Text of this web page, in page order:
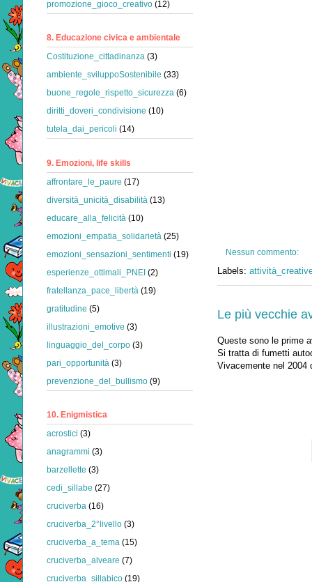
Nessun commento:
Labels:
Le più vecchie
Queste sono le prime
Si tratta di fumetti
Vivacemente nel 2004
promozione_gioco_creativo (12)
8. Educazione civica e ambientale
Costituzione_cittadinanza (3)
ambiente_sviluppoSostenibile (33)
buone_regole_rispetto_sicurezza (6)
diritti_doveri_condivisione (10)
tutela_dai_pericoli (14)
9. Emozioni, life skills
affrontare_le_paure (17)
diversità_unicità_disabilità (13)
educare_alla_felicità (10)
emozioni_empatia_solidarietà (25)
emozioni_sensazioni_sentimenti (19)
esperienze_ottimali_PNEI (2)
fratellanza_pace_libertà (19)
gratitudine (5)
illustrazioni_emotive (3)
linguaggio_del_corpo (3)
pari_opportunità (3)
prevenzione_del_bullismo (9)
10. Enigmistica
acrostici (3)
anagrammi (3)
barzellette (3)
cedi_sillabe (27)
cruciverba (16)
cruciverba_2°livello (3)
cruciverba_a_tema (15)
cruciverba_alveare (7)
cruciverba_sillabico (19)